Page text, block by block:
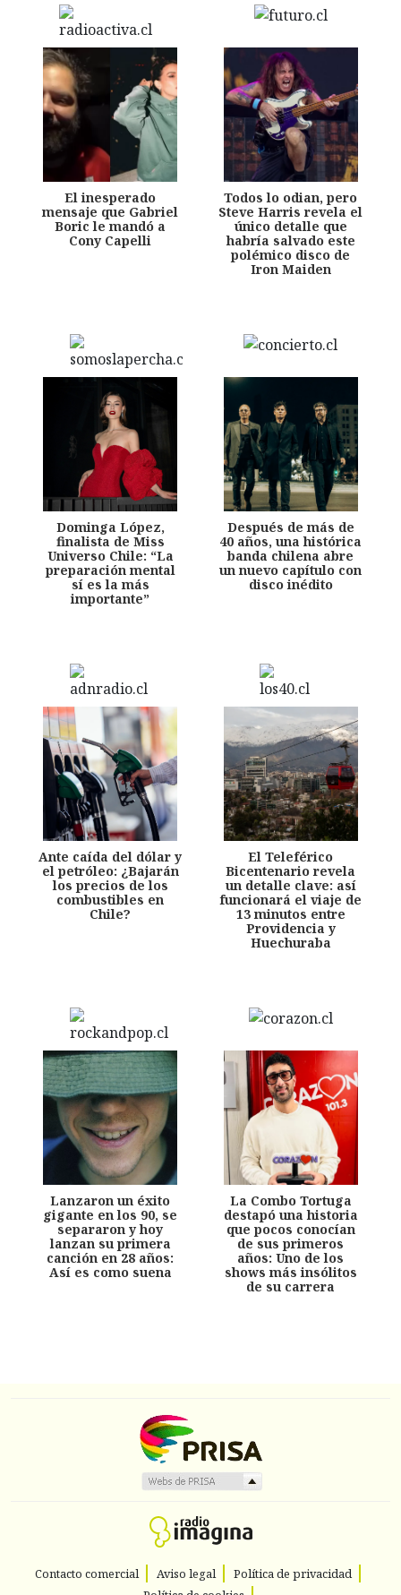
El inesperado
mensaje que Gabriel
Boric le mandó a
Cony Capelli
Todos lo odian, pero
Steve Harris revela el
único detalle que
habría salvado este
polémico disco de
Iron Maiden
Dominga López,
finalista de Miss
Universo Chile: “La
preparación mental
sí es la más
importante”
Después de más de
40 años, una histórica
banda chilena abre
un nuevo capítulo con
disco inédito
Ante caída del dólar y
el petróleo: ¿Bajarán
los precios de los
combustibles en
Chile?
El Teleférico
Bicentenario revela
un detalle clave: así
funcionará el viaje de
13 minutos entre
Providencia y
Huechuraba
Lanzaron un éxito
gigante en los 90, se
separaron y hoy
lanzan su primera
canción en 28 años:
Así es como suena
La Combo Tortuga
destapó una historia
que pocos conocían
de sus primeros
años: Uno de los
shows más insólitos
de su carrera
Contacto comercial Aviso legal
Política de privacidad